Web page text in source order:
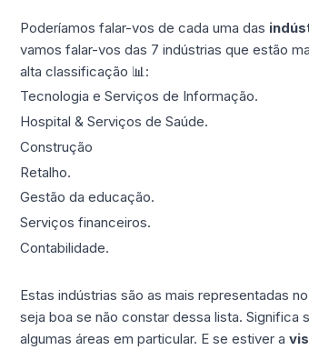
Poderíamos falar-vos de cada uma das
vamos falar-vos das 7 indústrias que estão
alta classificação 📊:
Tecnologia e Serviços de Informação.
Hospital & Serviços de Saúde.
Construção
Retalho.
Gestão da educação.
Serviços financeiros.
Contabilidade.
Estas indústrias são as mais representadas
seja boa se não constar dessa lista. Significa
algumas áreas em particular. E se estiver a